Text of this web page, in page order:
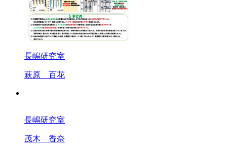
長嶋研究室
萩原 百花
長嶋研究室
茂木 香奈